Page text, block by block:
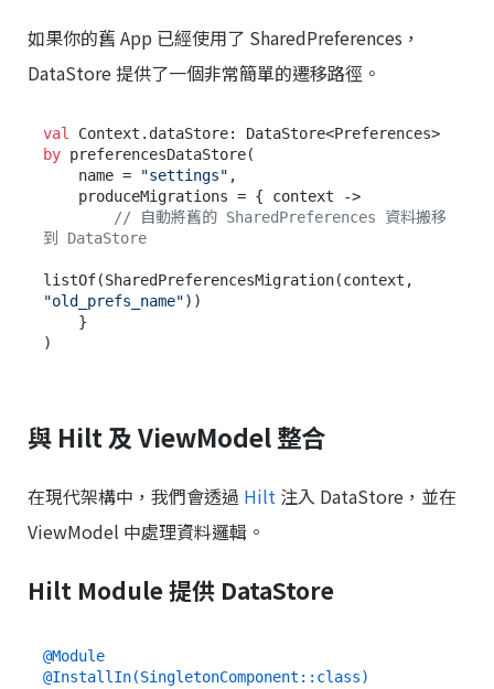
如果你的舊 App 已經使用了 SharedPreferences，
DataStore 提供了一個非常簡單的遷移路徑。
val
by preferencesDataStore(
    name =
"settings" ,
// 自動將舊的 SharedPreferences 資料搬移
到 DataStore
"old_prefs_name"))
與 Hilt 及 ViewModel 整合
在現代架構中，我們會透過 Hilt 注入 DataStore，並在
ViewModel 中處理資料邏輯。
Hilt Module 提供 DataStore
@Module
@InstallIn(SingletonComponent::class)